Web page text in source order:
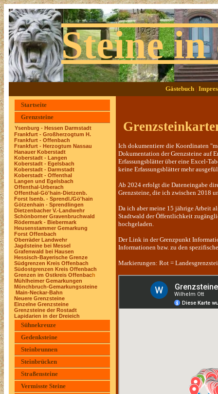
Steine
Gästebuch |
Startseite
Grenzsteine
Ysenburg - Hessen Darmstadt
Frankfurt - Großherzogtum H.
Frankfurt - Offenbach
Frankfurt - Herzogtum Nassau
Hanauer Koberstadt
Koberstadt - Langen
Koberstadt - Egelsbach
Koberstadt - Darmstadt
Koberstadt - Offenthal
Langen und Egelsbach
Offenthal-Urberach
Offenthal-Gö'hain-Dietzenb.
Forst Isenb. - Sprendl./Gö'hain
Götzenhain - Sprendlingen
Dietzenbacher V.-Landwehr
Schönborner Gravenbruchwald
Rödermark - Biebermark
Heusenstammer Gemarkung
Forst Offenbach
Oberräder Landwehr
Jagdsteine bei Messel
Grafenwald bei Hausen
Hessisch-Bayerische Grenze
Südgrenzen Kreis Offenbach
Südostgrenzen Kreis Offenbach
Grenzen im Ostkreis Offenbach
Mühlheimer Gemarkungen
Mönchbruch-Gemarkungssteine
Main-Neckar-Bahn
Neuere Grenzsteine
Einzelne Grenzsteine
Grenzsteine der Rostadt
Lapidarien in der Dreieich
Sühnekreuze
Gedenksteine
Steinbrunnen
Steinbrücken
Straßensteine
Vermisste Steine
Ich dokumentiere die Koordinaten
Dokumentation der Grenzsteine auf
Erfassungsblätter über eine Excel-
keine Erfassungsblätter mehr
Ab 2024 erfolgt die Dateneingabe
Grenzsteine, die ich zwischen 2018
Da ich aber meine 15 jährige Arbeit
Stadtwald der Öffentlichkeit
hochgeladen.
Der Link in der Grenzpunkt
Informationen bzw. zu den
Markierungen: Rot =